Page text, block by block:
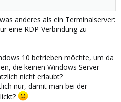
anderes als ein Terminalserver:
eine RDP-Verbindung zu
10 betrieben möchte, um da
die keinen Windows Server
nicht erlaubt?
nur, damit man bei der